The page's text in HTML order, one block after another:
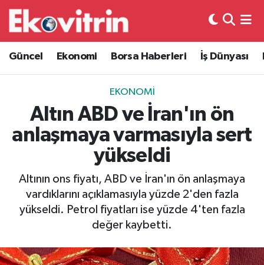
Güncel Ekonomi Borsa Haberleri İş Dünyası
EKONOMI
Altın ABD ve İran'ın ön
anlaşmaya varmasıyla sert
yükseldi
Altının ons fiyatı, ABD ve İran'ın ön anlaşmaya
vardıklarını açıklamasıyla yüzde 2'den fazla
yükseldi. Petrol fiyatları ise yüzde 4'ten fazla
değer kaybetti.
Güncel
Ekonomi
Borsa Haberleri
İş Dünyası
Otovitrin
Magazin
Hava Durumu
Trafik Durumu
Süper Lig Puan Durumu ve Fikstür
Tüm Manşetler
Son Dakika Haberleri
Haber Arşivi